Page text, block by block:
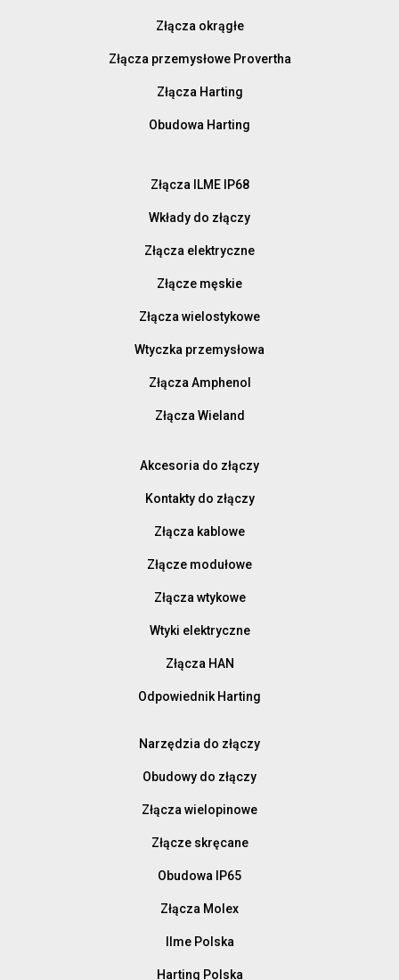
Złącza okrągłe
Złącza przemysłowe Provertha
Złącza Harting
Obudowa Harting
Złącza ILME IP68
Wkłady do złączy
Złącza elektryczne
Złącze męskie
Złącza wielostykowe
Wtyczka przemysłowa
Złącza Amphenol
Złącza Wieland
Akcesoria do złączy
Kontakty do złączy
Złącza kablowe
Złącze modułowe
Złącza wtykowe
Wtyki elektryczne
Złącza HAN
Odpowiednik Harting
Narzędzia do złączy
Obudowy do złączy
Złącza wielopinowe
Złącze skręcane
Obudowa IP65
Złącza Molex
Ilme Polska
Harting Polska